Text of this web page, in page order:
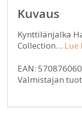
Kuvaus
Kynttilänjalka
Collection… Lue
EAN:
Valmistajan